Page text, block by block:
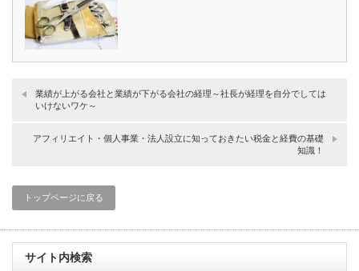
業績が上がる会社と業績が下がる会社の経理～社長が経理を自分でしては
いけないワケ～
アフィリエイト・個人事業・法人設立に知っておきたい税金と経費の基礎
知識！
トップページに戻る
サイト内検索